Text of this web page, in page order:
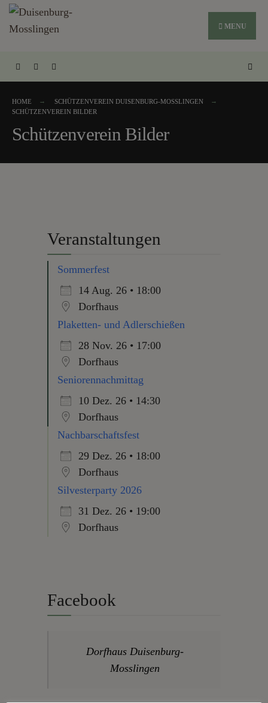
MENU
HOME
SCHÜTZENVEREIN DUISENBURG-MOSSLINGEN
SCHÜTZENVEREIN BILDER
Schützenverein Bilder
Veranstaltungen
Sommerfest
14 Aug. 26 • 18:00
Dorfhaus
Plaketten- und Adlerschießen
28 Nov. 26 • 17:00
Dorfhaus
Seniorennachmittag
10 Dez. 26 • 14:30
Dorfhaus
Nachbarschaftsfest
29 Dez. 26 • 18:00
Dorfhaus
Silvesterparty 2026
31 Dez. 26 • 19:00
Dorfhaus
Facebook
Dorfhaus Duisenburg-
Mosslingen